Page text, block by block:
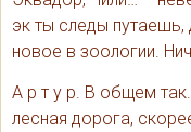
эк ты следы
новое в зоологии.
А р т у р. В общем
лесная дорога,